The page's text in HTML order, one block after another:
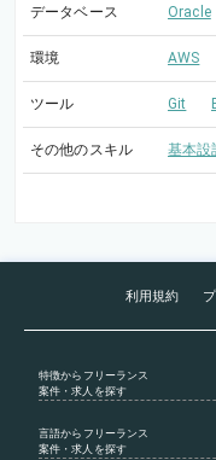
データベース Oracle
環境 AWS
ツール Git
その他のスキル 基本設
利用規約
特徴からフリーランス
案件・求人を探す
言語からフリーランス
案件・求人を探す